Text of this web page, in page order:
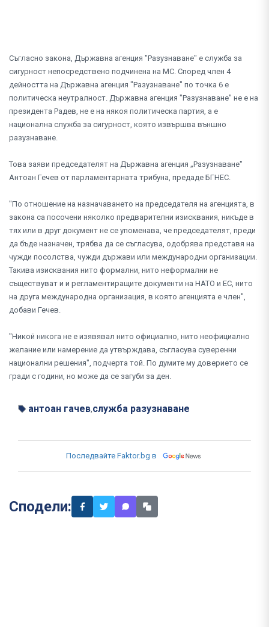
Съгласно закона, Държавна агенция "Разузнаване" е служба за
сигурност непосредствено подчинена на МС. Според член 4
дейността на Държавна агенция "Разузнаване" по точка 6 е
политическа неутралност. Държавна агенция "Разузнаване" не е на
президента Радев, не е на някоя политическа партия, а е
национална служба за сигурност, която извършва външно
разузнаване.
Това заяви председателят на Държавна агенция „Разузнаване"
Антоан Гечев от парламентарната трибуна, предаде БГНЕС.
"По отношение на назначаването на председателя на агенцията, в
закона са посочени няколко предварителни изисквания, никъде в
тях или в друг документ не се упоменава, че председателят, преди
да бъде назначен, трябва да се съгласува, одобрява представя на
чужди посолства, чужди държави или международни организации.
Такива изисквания нито формални, нито неформални не
съществуват и и регламентиращите документи на НАТО и ЕС, нито
на друга международна организация, в която агенцията е член",
добави Гечев.
"Никой никога не е изявявал нито официално, нито неофициално
желание или намерение да утвърждава, съгласува суверенни
национални решения", подчерта той. По думите му доверието се
гради с години, но може да се загуби за ден.
антоан гачев,служба разузнаване
Последвайте Faktor.bg в
Сподели: